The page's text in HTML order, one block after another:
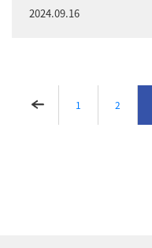
2024.09.16
1 2